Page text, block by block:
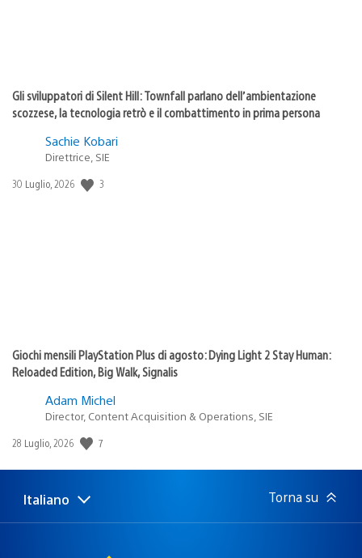
Gli sviluppatori di Silent Hill: Townfall parlano dell’ambientazione
scozzese, la tecnologia retrò e il combattimento in prima persona
Sachie Kobari
Direttrice, SIE
Data
30 Luglio, 2026 3
Giochi mensili PlayStation Plus di agosto: Dying Light 2 Stay Human:
Reloaded Edition, Big Walk, Signalis
Adam Michel
Director, Content Acquisition & Operations, SIE
Data
pubblicazione:
28 Luglio, 2026 7
Seleziona
una
Regione
attuale:
Italiano Torna su